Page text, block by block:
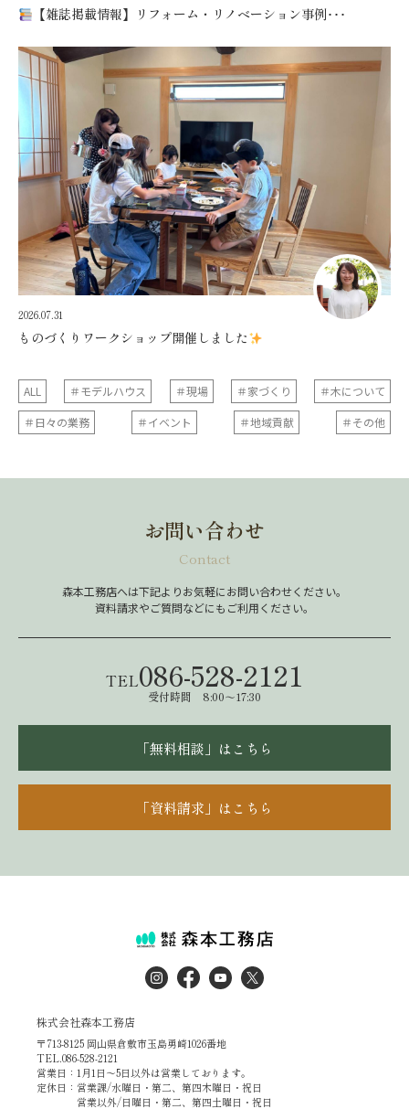
【雑誌掲載情報】リフォーム・リノベーション事例･･･
2026.07.31
ものづくりワークショップ開催しました
ALL ＃モデルハウス ＃現場 ＃家づくり
＃木について
＃日々の業務
＃イベント ＃地域貢献 ＃その他
お問い合わせ
Contact
森本工務店へは下記よりお気軽にお問い合わせください。
資料請求やご質問などにもご利用ください。
TEL086-528-2121
受付時間 8:00～17:30
「無料相談」はこちら
「資料請求」はこちら
株式会社森本工務店
〒713-8125 岡山県倉敷市玉島勇崎1026番地
TEL.086-528-2121
営業日：1月1日～5日以外は営業しております。
定休日：営業課/水曜日・第二、第四木曜日・祝日
営業以外/日曜日・第二、第四土曜日・祝日